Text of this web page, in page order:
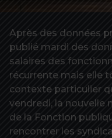
Après des données
publié mardi des
salaires des
récurrente mais elle
contexte particulier
vendredi, la nouvelle
de la Fonction
rencontrer les